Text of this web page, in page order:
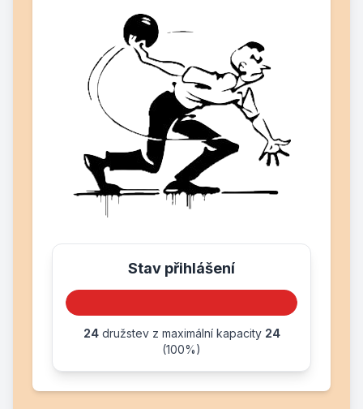
Stav přihlášení
24družstev z maximální kapacity 24
(100%)